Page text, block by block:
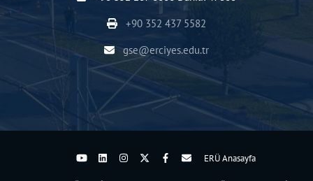
+90 352 437 5582
gse@erciyes.edu.tr
ERÜ Anasayfa